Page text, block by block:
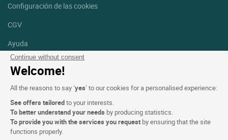
Continue without consent
Welcome!
All the reasons to say ‘yes’ to our cookies for a personalised experience:
See offers tailoredto your interests.
To better understand your needs by producing statistics.
To provide you with the services you request by ensuring that the site
functions properly.
Configuración de las cookies
CGV
Ayuda
Mapa del sitio
fotografías
Síguenos
Facebook
Instagram